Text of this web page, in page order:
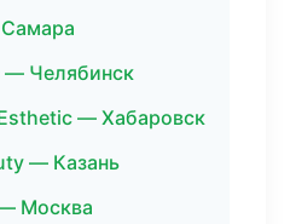
— Челябинск
— Хабаровск
— Казань
Москва